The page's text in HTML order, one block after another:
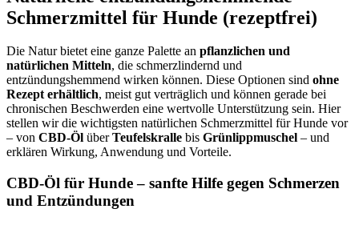
Schmerzmittel für Hunde (rezeptfrei)
Die Natur bietet eine ganze Palette an pflanzlichen und
natürlichen Mitteln, die schmerzlindernd und
entzündungshemmend wirken können. Diese Optionen sind ohne
Rezept erhältlich, meist gut verträglich und können gerade bei
chronischen Beschwerden eine wertvolle Unterstützung sein. Hier
stellen wir die wichtigsten natürlichen Schmerzmittel für Hunde vor
– von CBD-Öl überTeufelskralle bis Grünlippmuschel – und
erklären Wirkung, Anwendung und Vorteile.
CBD-Öl für Hunde – sanfte Hilfe gegen Schmerzen
und Entzündungen